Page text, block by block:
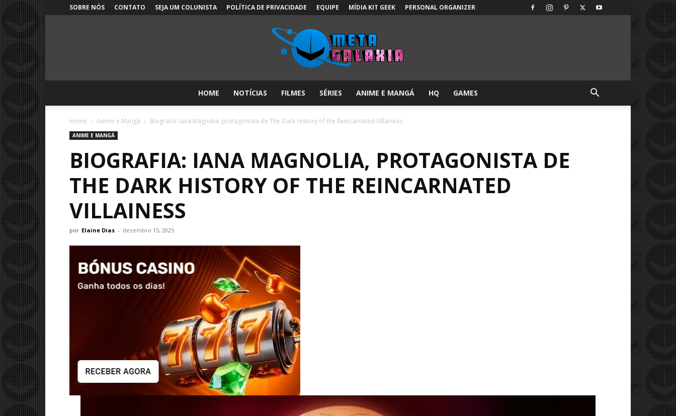
SOBRE NÓS CONTATO SEJA UM COLUNISTA POLÍTICA DE PRIVACIDADE EQUIPE MÍDIA KIT GEEK PERSONAL ORGANIZER
Galáxia:
HOME NOTÍCIAS FILMES SÉRIES ANIME E MANGÁ HQ GAMES
Home Anime e Mangá Biografia: Iana Magnolia, protagonista de The Dark History of the Reincarnated Villainess
ANIME E MANGÁ
BIOGRAFIA: IANA MAGNOLIA, PROTAGONISTA DE
THE DARK HISTORY OF THE REINCARNATED
VILLAINESS
por Elaine Dias - dezembro 15, 2025